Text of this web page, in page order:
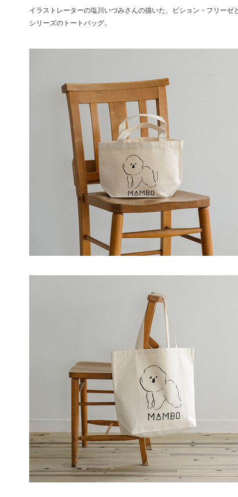
イラストレーターの塩川いづみさんの描いた、ビション・フリーゼ
シリーズのトートバッグ。